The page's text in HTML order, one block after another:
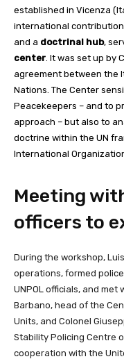
established in Vicenza
international
and a doctrinal hub,
center . It was set up by
agreement between the
Nations. The Center
Peacekeepers – and to
approach – but also to
doctrine within the UN
International
Meeting
officers to
During the workshop,
operations, formed
UNPOL officials, and met
Barbano, head of the
Units, and Colonel
Stability Policing Centre
cooperation with the